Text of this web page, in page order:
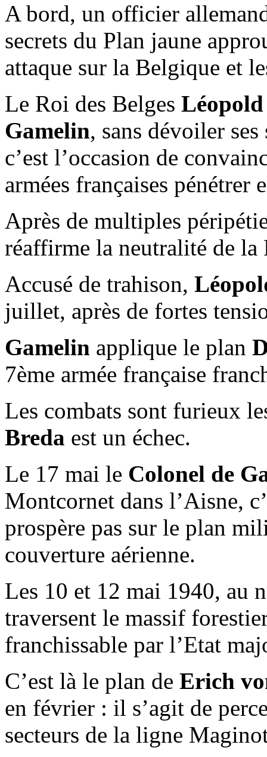
A bord, un officier
secrets du Plan jaune
attaque sur la Belgique et
Le Roi des Belges
Gamelin, sans dévoiler
c’est l’occasion de
armées françaises pénétrer
Après de multiples
réaffirme la neutralité de la
Accusé de trahison,
juillet, après de fortes
Gamelin applique le plan
7ème armée française
Les combats sont furieux
Breda est un échec.
Le 17 mai le Colonel de
Montcornet dans l’Aisne,
prospère pas sur le plan
couverture aérienne.
Les 10 et 12 mai 1940, au
traversent le massif
franchissable par l’Etat
C’est là le plan de Erich
en février : il s’agit de
secteurs de la ligne